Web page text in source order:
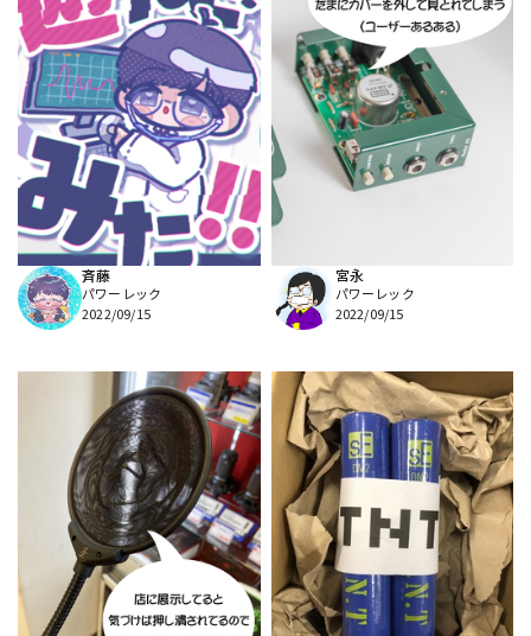
斉藤
パワーレック
2022/09/15
宮永
パワーレック
2022/09/15